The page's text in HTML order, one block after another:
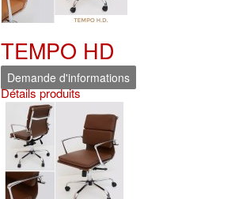
TEMPO HD
Demande d'informations
Détails produits